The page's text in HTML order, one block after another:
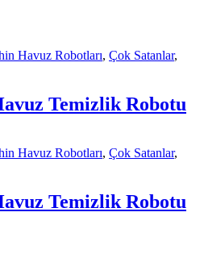
Havuz Robotları, Çok Satanlar,
Temizlik Robotu
Havuz Robotları, Çok Satanlar,
Temizlik Robotu